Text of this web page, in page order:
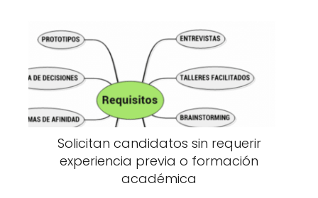
Solicitan candidatos sin requerir
experiencia previa o formación
académica